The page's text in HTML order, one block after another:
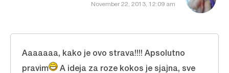
November 22, 2013, 12:09 am
Aaaaaaa, kako je ovo strava!!!! Apsolutno
pravim
A ideja za roze kokos je sjajna, sve